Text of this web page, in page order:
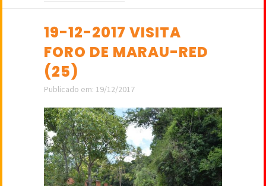
19-12-2017 VISITA
FORO DE MARAU-RED
(25)
Publicado em: 19/12/2017